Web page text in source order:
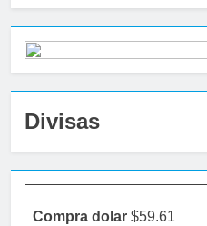
Divisas
Compra dolar $59.61